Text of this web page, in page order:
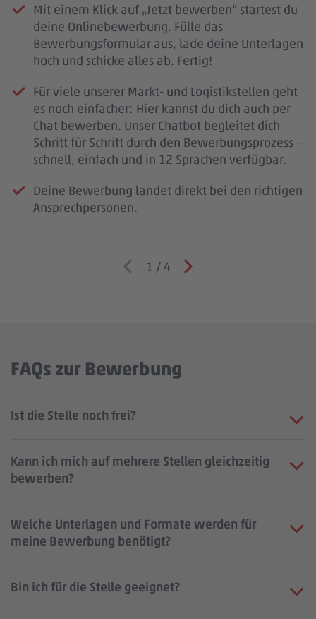
Mit einem Klick auf „Jetzt bewerben“ startest du
deine Onlinebewerbung. Fülle das
Bewerbungsformular aus, lade deine Unterlagen
hoch und schicke alles ab. Fertig!
Für viele unserer Markt- und Logistikstellen geht
es noch einfacher: Hier kannst du dich auch per
Chat bewerben. Unser Chatbot begleitet dich
Schritt für Schritt durch den Bewerbungsprozess –
schnell, einfach und in 12 Sprachen verfügbar.
Deine Bewerbung landet direkt bei den richtigen
Ansprechpersonen.
1 / 4
FAQs zur Bewerbung
Ist die Stelle noch frei?
Kann ich mich auf mehrere Stellen gleichzeitig
bewerben?
Welche Unterlagen und Formate werden für
meine Bewerbung benötigt?
Bin ich für die Stelle geeignet?